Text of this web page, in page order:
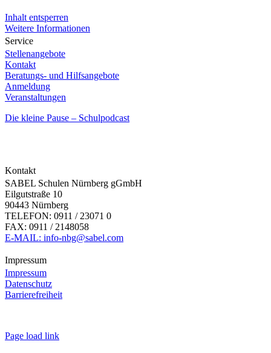
Inhalt entsperren
Weitere Informationen
Service
Stellenangebote
Kontakt
Beratungs- und Hilfsangebote
Anmeldung
Veranstaltungen
Die kleine Pause – Schulpodcast
Kontakt
SABEL Schulen Nürnberg gGmbH
Eilgutstraße 10
90443 Nürnberg
TELEFON: 0911 / 23071 0
FAX: 0911 / 2148058
E-MAIL: info-nbg@sabel.com
Impressum
Impressum
Datenschutz
Barrierefreiheit
Page load link